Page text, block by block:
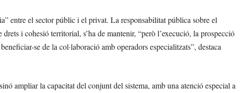
entre el sector públic i el privat. La responsabilitat pública sobre el
i cohesió territorial, s’ha de mantenir, “però l’execució, la prospecció
se de la col·laboració amb operadors especialitzats”, destaca
ampliar la capacitat del conjunt del sistema, amb una atenció especial a